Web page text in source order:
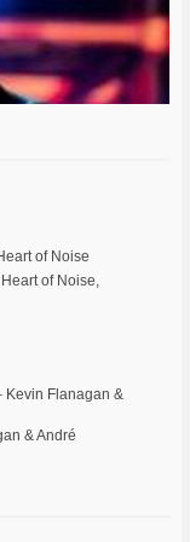
of Noise
of Noise,
Kevin Flanagan &
& André